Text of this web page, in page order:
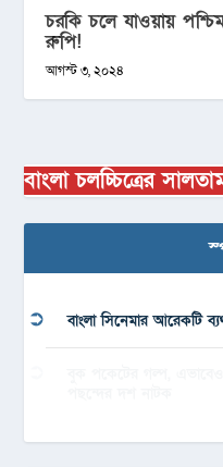
চরকি চলে যাওয়ায়
রুপি!
আগস্ট ৩, ২০২৪
বাংলা চলচ্চিত্রের
বাংলা সিনেমার আরেকটি